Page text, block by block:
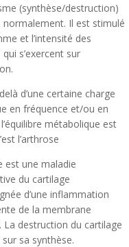
(synthèse/destruction)
normalement. Il est stimulé
et l’intensité des
s’exercent sur
d’une certaine charge
en fréquence et/ou en
métabolique est
l’arthrose
est une maladie
du cartilage
d’une inflammation
de la membrane
La destruction du cartilage
sur sa synthèse.